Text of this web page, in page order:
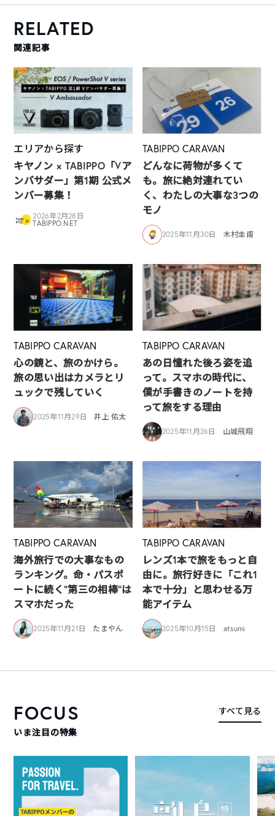
RELATED
関連記事
エリアから探す
キヤノン × TABIPPO「Vア
ンバサダー」第1期 公式メ
ンバー募集！
2026年2月28日
TABIPPO.NET
TABIPPO CARAVAN
どんなに荷物が多くて
も。旅に絶対連れてい
く、わたしの大事な3つの
モノ
2025年11月30日 木村圭甫
TABIPPO CARAVAN
心の鏡と、旅のかけら。
旅の思い出はカメラとリ
ュックで残していく
2025年11月29日 井上 佑太
TABIPPO CARAVAN
あの日憧れた後ろ姿を追
って。スマホの時代に、
僕が手書きのノートを持
って旅をする理由
2025年11月26日 山城飛翔
TABIPPO CARAVAN
海外旅行での大事なもの
ランキング。命・パスポ
ートに続く“第三の相棒”は
スマホだった
2025年11月21日 たまやん
TABIPPO CARAVAN
レンズ1本で旅をもっと自
由に。旅行好きに「これ1
本で十分」と思わせる万
能アイテム
2025年10月15日 atsumi
FOCUS
いま注目の特集
すべて見る